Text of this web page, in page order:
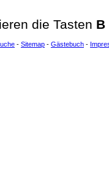
die Tasten B
- Sitemap - Gästebuch -